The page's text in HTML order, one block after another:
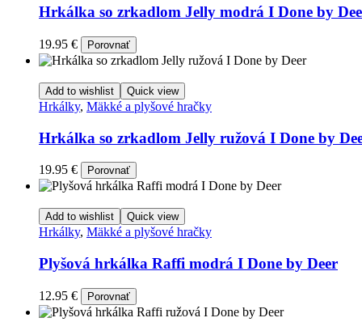
Hrkálka so zrkadlom Jelly modrá I Done by
19.95 € Porovnať
Add to wishlist Quick view
Hrkálky, Mäkké a plyšové hračky
Hrkálka so zrkadlom Jelly ružová I Done by
19.95 € Porovnať
Add to wishlist Quick view
Hrkálky, Mäkké a plyšové hračky
Plyšová hrkálka Raffi modrá I Done by Deer
12.95 € Porovnať